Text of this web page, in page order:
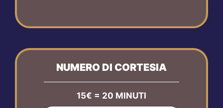
NUMERO DI CORTESIA
15€ = 20 MINUTI